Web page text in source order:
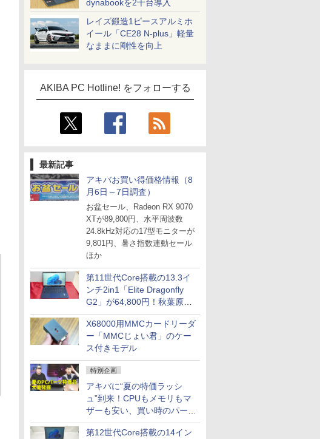
dynabookを2千台導入
レイズ鍛造1ピースアルミホ
イール「CE28 N-plus」軽量
なままに剛性を向上
AKIBA PC Hotline! をフォローする
最新記事
アキバお買い得価格情報（8
月6日～7日調査）
お盆セール、Radeon RX 9070
XTが89,800円、水平周波数
24.8kHz対応の17型モニターが
9,801円、暑さ指数連動セール
ほか
第11世代Core搭載の13.3イ
ンチ2in1「Elite Dragonfly
G2」が64,800円！秋葉原で
中古PCセール
X68000用MMCカードリーダ
ー「MMCじょい君」のケー
ス付きモデル
特別企画
アキバに“夏の特価ラッシ
ュ”到来！CPUもメモリもマ
ザーも安い、買い時のパーツ
は？【8月7日(金)22時配信】
第12世代Core搭載の14イン